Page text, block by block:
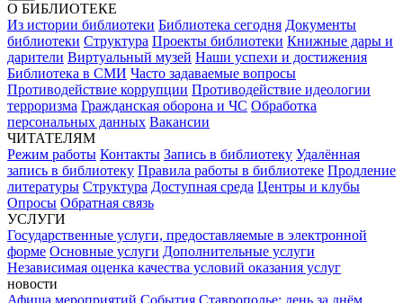
О БИБЛИОТЕКЕ
Из истории библиотеки Библиотека сегодня Документы
библиотеки Структура Проекты библиотеки Книжные дары и
дарители Виртуальный музей Наши успехи и достижения
Библиотека в СМИ Часто задаваемые вопросы
Противодействие коррупции Противодействие идеологии
терроризма Гражданская оборона и ЧС Обработка
персональных данных Вакансии
ЧИТАТЕЛЯМ
Режим работы Контакты Запись в библиотеку Удалённая
запись в библиотеку Правила работы в библиотеке Продление
литературы Структура Доступная среда Центры и клубы
Опросы Обратная связь
УСЛУГИ
Государственные услуги, предоставляемые в электронной
форме Основные услуги Дополнительные услуги
Независимая оценка качества условий оказания услуг
новости
Афиша мероприятий События Ставрополье: день за днём